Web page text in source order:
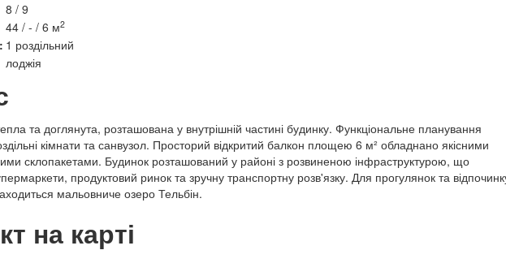
8 / 9
44 / - / 6 м2
1 роздільний
лоджія
та доглянута, розташована у внутрішній частині будинку. Функціональне планування
кімнати та санвузол. Просторий відкритий балкон площею 6 м² обладнано якісними
склопакетами. Будинок розташований у районі з розвиненою інфраструктурою, що
продуктовий ринок та зручну транспортну розв'язку. Для прогулянок та
мальовниче озеро Тельбін.
на карті